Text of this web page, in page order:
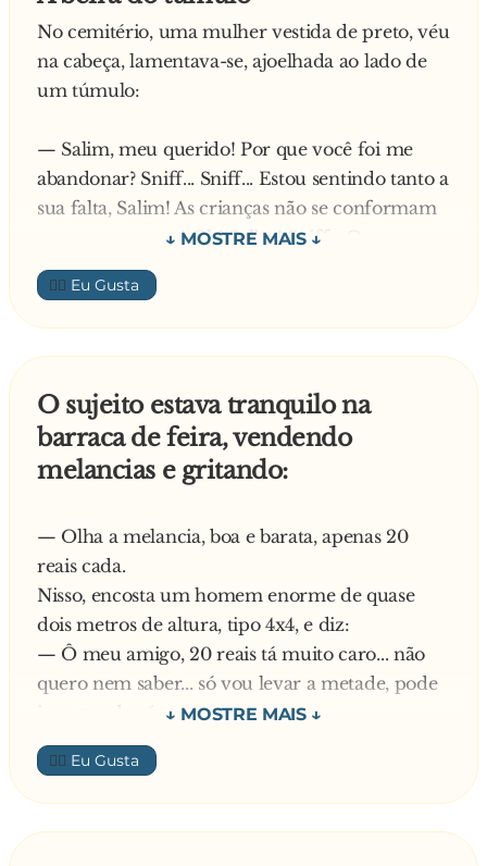
— Pois não, cavalheiro, no que posso ajudá-lo?
O homem respondeu:
— Sou da companhia telefônica, vim instalar
No cemitério, uma mulher vestida de preto, véu
na cabeça, lamentava-se, ajoelhada ao lado de
um túmulo:
— Salim, meu querido! Por que você foi me
abandonar? Sniff... Sniff... Estou sentindo tanto a
sua falta, Salim! As crianças não se conformam
com a sua morte! Oh! Salim! Sniff... Que
desgraça que foi acontecer com a gente!
Nesse instante um senhor passa pela mulher e
nota que a inscrição na lápide do túmulo dizia:
transtornada, aproximou-se para ajudá-la:
— Desculpe, a senhora deve ter se enganado de
— Não me enganei não, cavalheiro! É que Salim
nunca punha nada no nome dele!
👍🏼
O sujeito estava tranquilo na
barraca de feira, vendendo
melancias e gritando:
— Olha a melancia, boa e barata, apenas 20
reais cada.
Nisso, encosta um homem enorme de quase
dois metros de altura, tipo 4x4, e diz:
— Ô meu amigo, 20 reais tá muito caro... não
quero nem saber... só vou levar a metade, pode
O coitado, apavorado diz ao homem:
— Olha senhor, eu não sou o dono da barraca e
não posso cortar... mas o senhor aguarde um
instante que o patrão está em outra barraca ali
👍🏼